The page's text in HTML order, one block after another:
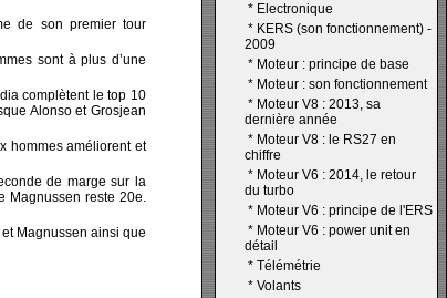
de son premier tour
sont à plus d’une
complètent le top 10
Alonso et Grosjean
hommes améliorent et
de marge sur la
Magnussen reste 20e.
Magnussen ainsi que
* Electronique
* KERS (son fonctionnement) -
2009
* Moteur : principe de base
* Moteur : son fonctionnement
* Moteur V8 : 2013, sa
dernière année
* Moteur V8 : le RS27 en
chiffre
* Moteur V6 : 2014, le retour
du turbo
* Moteur V6 : principe de l'ERS
* Moteur V6 : power unit en
détail
* Télémétrie
* Volants